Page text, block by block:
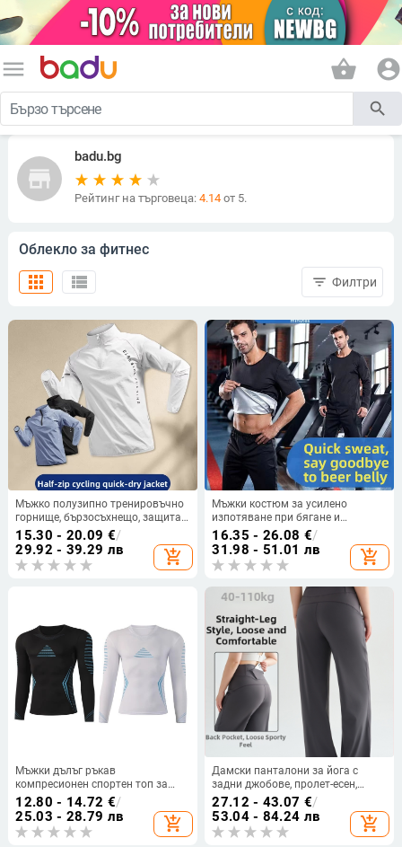
menu shopping_basket account_circle
search
store
badu.bg
Рейтинг на търговеца: 4.14от 5.
Облекло за фитнес
view_list
apps filter_list Филтри
Мъжко полузипно тренировъчно
горнище, бързосъхнещо, защита
от слънцето, дълъг ръкав, за
бягане и фитнес през есенно-
зимния сезон
15.30 - 20.09 €/
29.92 - 39.29 лв
add_shopping_cart
Мъжки костюм за усилено
изпотяване при бягане и
тренировки
16.35 - 26.08 €/
31.98 - 51.01 лв
add_shopping_cart
Мъжки дълъг ръкав
компресионен спортен топ за
тренировки по баскетбол, бягане
и колоездене — дишащ,
бързосъхнещ, висока
еластичност
12.80 - 14.72 €/
25.03 - 28.79 лв
add_shopping_cart
Дамски панталони за йога с
задни джобове, пролет-есен,
плюс размер, висока талия,
свободен крой, прави/широки
крака, спортни панталони
27.12 - 43.07 €/
53.04 - 84.24 лв
add_shopping_cart